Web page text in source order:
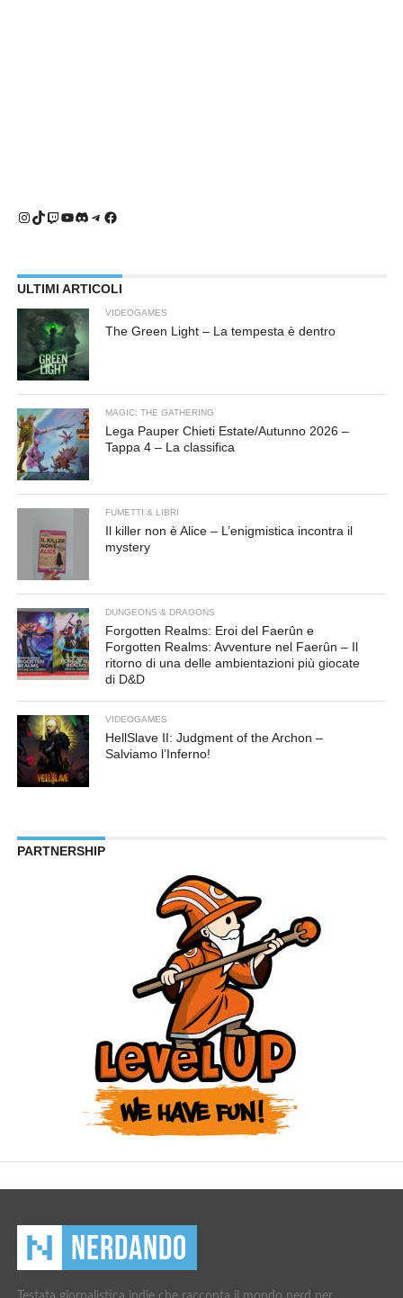
Instagram
TikTok
Twitch
YouTube
Discord
Telegram
Facebook
ULTIMI ARTICOLI
VIDEOGAMES
The Green Light – La tempesta è dentro
MAGIC: THE GATHERING
Lega Pauper Chieti Estate/Autunno 2026 –
Tappa 4 – La classifica
FUMETTI & LIBRI
Il killer non è Alice – L’enigmistica incontra il
mystery
DUNGEONS & DRAGONS
Forgotten Realms: Eroi del Faerûn e
Forgotten Realms: Avventure nel Faerûn – Il
ritorno di una delle ambientazioni più giocate
di D&D
VIDEOGAMES
HellSlave II: Judgment of the Archon –
Salviamo l’Inferno!
PARTNERSHIP